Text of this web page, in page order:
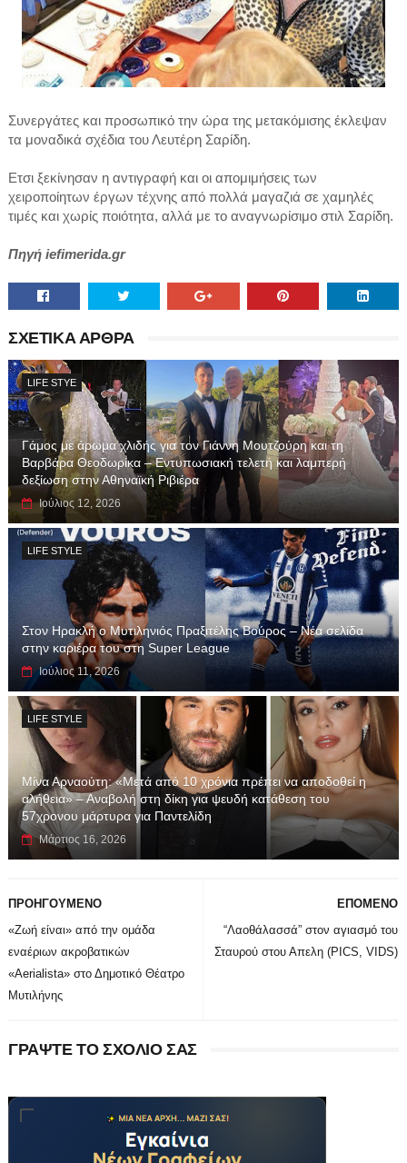
Συνεργάτες και προσωπικό την ώρα της μετακόμισης έκλεψαν
τα μοναδικά σχέδια του Λευτέρη Σαρίδη.
Ετσι ξεκίνησαν η αντιγραφή και οι απομιμήσεις των
χειροποίητων έργων τέχνης από πολλά μαγαζιά σε χαμηλές
τιμές και χωρίς ποιότητα, αλλά με το αναγνωρίσιμο στιλ Σαρίδη.
Πηγή iefimerida.gr
ΣΧΕΤΙΚΑ ΑΡΘΡΑ
LIFE STYE
Γάμος με άρωμα χλιδής για τον Γιάννη Μουτζούρη και τη
Βαρβάρα Θεοδωρίκα – Εντυπωσιακή τελετή και λαμπερή
δεξίωση στην Αθηναϊκή Ριβιέρα
Ιούλιος 12, 2026
LIFE STYLE
Στον Ηρακλή ο Μυτιληνιός Πραξιτέλης Βούρος – Νέα σελίδα
στην καριέρα του στη Super League
Ιούλιος 11, 2026
LIFE STYLE
Μίνα Αρναούτη: «Μετά από 10 χρόνια πρέπει να αποδοθεί η
αλήθεια» – Αναβολή στη δίκη για ψευδή κατάθεση του
57χρονου μάρτυρα για Παντελίδη
Μάρτιος 16, 2026
ΕΠΟΜΕΝΟ
“Λαοθάλασσά” στον αγιασμό του
Σταυρού στου Απελη (PICS, VIDS)
ΠΡΟΗΓΟΥΜΕΝΟ
«Ζωή είναι» από την ομάδα
εναέριων ακροβατικών
«Aerialista» στο Δημοτικό Θέατρο
Μυτιλήνης
ΓΡΑΨΤΕ ΤΟ ΣΧΟΛΙΟ ΣΑΣ